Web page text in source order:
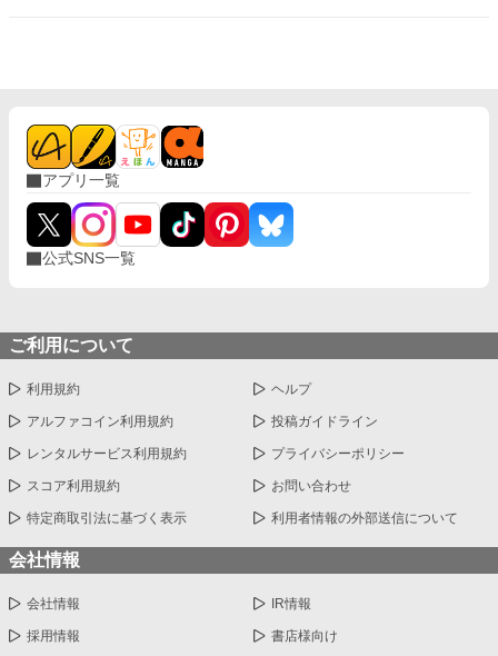
アプリ一覧
公式SNS一覧
ご利用について
利用規約 ヘルプ
アルファコイン利用規約 投稿ガイドライン
レンタルサービス利用規約 プライバシーポリシー
スコア利用規約 お問い合わせ
特定商取引法に基づく表示 利用者情報の外部送信について
会社情報
会社情報 IR情報
採用情報 書店様向け